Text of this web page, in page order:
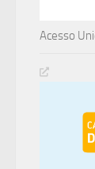
Acesso